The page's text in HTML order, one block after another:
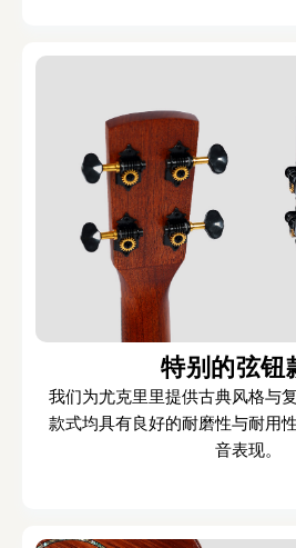
特别的弦钮
我们为尤克里里提供古典风格与
款式均具有良好的耐磨性与耐用
音表现。